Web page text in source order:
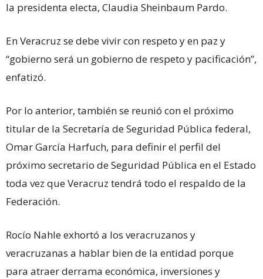
la presidenta electa, Claudia Sheinbaum Pardo.
En Veracruz se debe vivir con respeto y en paz y
“gobierno será un gobierno de respeto y pacificación”,
enfatizó.
Por lo anterior, también se reunió con el próximo
titular de la Secretaría de Seguridad Pública federal,
Omar García Harfuch, para definir el perfil del
próximo secretario de Seguridad Pública en el Estado
toda vez que Veracruz tendrá todo el respaldo de la
Federación.
Rocío Nahle exhortó a los veracruzanos y
veracruzanas a hablar bien de la entidad porque
para atraer derrama económica, inversiones y